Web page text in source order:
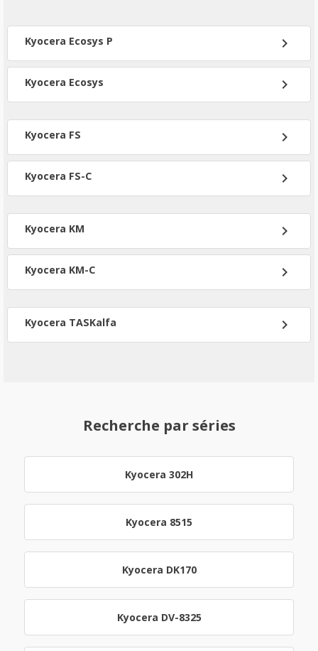
Kyocera Ecosys P chevron_right
Kyocera Ecosys chevron_right
Kyocera FS chevron_right
Kyocera FS-C chevron_right
Kyocera KM chevron_right
Kyocera KM-C chevron_right
Kyocera TASKalfa chevron_right
Recherche par séries
Kyocera 302H
Kyocera 8515
Kyocera DK170
Kyocera DV-8325